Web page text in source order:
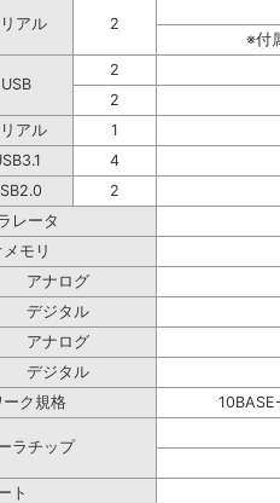
アル
2
※付
USB
2
2
アル
1
4
2
レータ
モリ
アナログ
デジタル
アナログ
デジタル
ーク規格
ラチップ
ト